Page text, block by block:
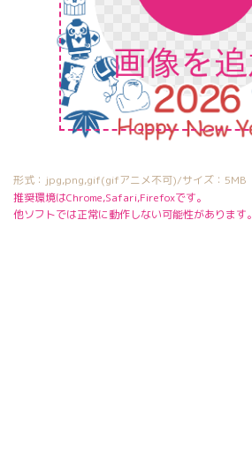
形式：jpg,png,gif(gifアニメ不可)/サイズ：5MB
推奨環境はChrome,Safari,Firefoxです。
他ソフトでは正常に動作しない可能性があります。